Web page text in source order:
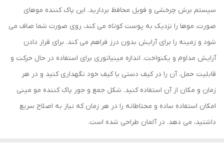
سیستم برش چرخشی و فویل محافظ بردارید. این پاک کننده موهای
صورت، موها را نزدیک به پوست کوتاه می کند، روی صورت شما صاف می
شود و زمینه را برای آرایش بدون درز فراهم می کند. برای قرار دادن
آرایش مداوم و یکنواخت. اندازه مینیاتوری برای استفاده در حال حرکت و
قابلیت حمل. آن را در کیف دستی یا کیف خود نگهداری کنید و در هر
زمان و مکان از آن استفاده کنید. شکل جمع و جور پاک کننده مو مینی
امکان استفاده ساده و محتاطانه را در هر زمان که نیاز به اصلاح سریع
داشتید، می دهد. در آلمان طراحی شده است.